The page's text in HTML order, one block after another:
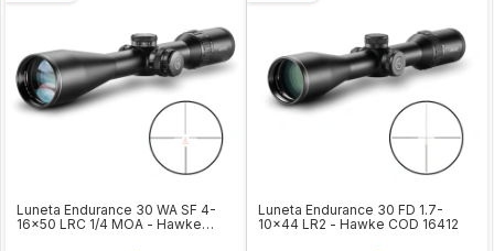
Luneta Endurance 30 WA SF 4-
16x50 LRC 1/4 MOA - Hawke
Luneta Endurance 30 FD 1.7-
10x44 LR2 - Hawke COD 16412